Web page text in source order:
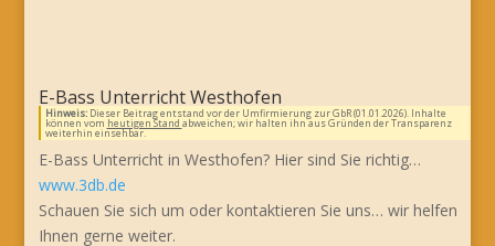
E-Bass Unterricht Westhofen
Hinweis:Dieser Beitrag entstand vor der Umfirmierung zur GbR (01.01.2026). Inhalte
können vom heutigen Stand abweichen; wir halten ihn aus Gründen der Transparenz
weiterhin einsehbar.
E-Bass Unterricht in Westhofen? Hier sind Sie richtig…
www.3db.de
Schauen Sie sich um oder kontaktieren Sie uns… wir helfen
Ihnen gerne weiter.